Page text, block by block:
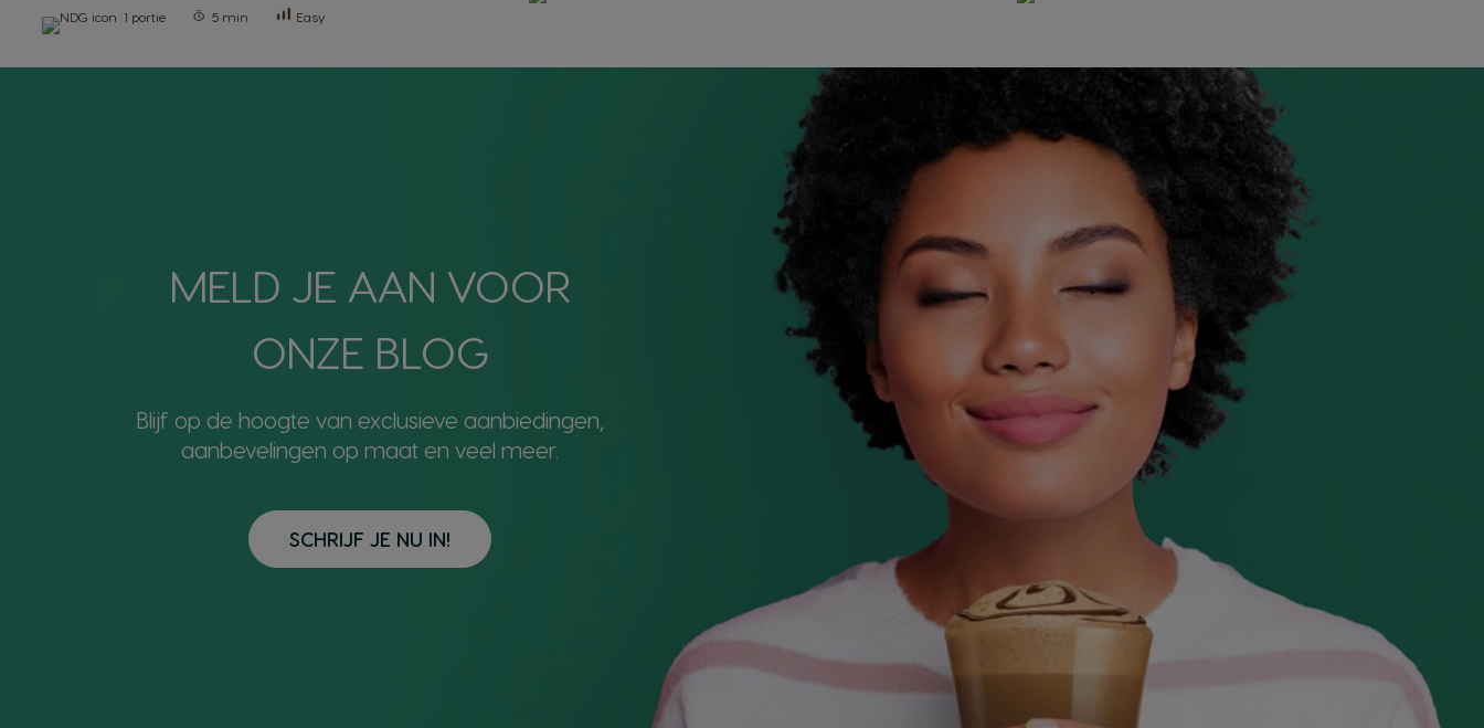
1 portie 5 min Easy
MELD JE AAN VOOR
ONZE BLOG
Blijf op de hoogte van exclusieve aanbiedingen,
aanbevelingen op maat en veel meer.
SCHRIJF JE NU IN!